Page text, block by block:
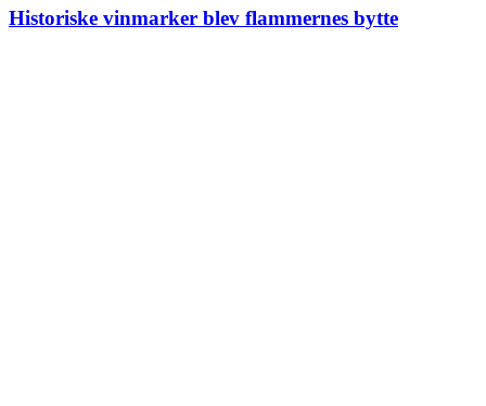
Historiske vinmarker blev flammernes bytte